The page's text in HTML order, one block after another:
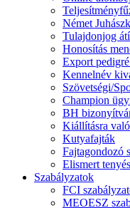
Német
Tulajdonjog
Honosítás
Export
Kennelnév
Szövetségi/
Champion
BH
Kiállításra
Kutyafajták
Fajtagondozó
Elismert
Szabályzatok
FCI
MEOESZ